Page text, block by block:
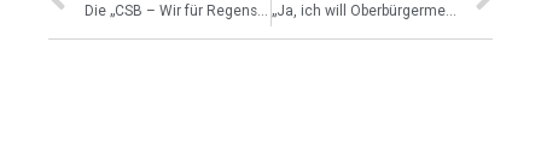
Die „CSB – Wir für Regensburg“ ist gegen Erhöhung der Parkgebühren und Abschaffung der kostenfreien Parkzeiten in den Parkhäusern. „Ja, ich will Oberbürgermeister werden!“